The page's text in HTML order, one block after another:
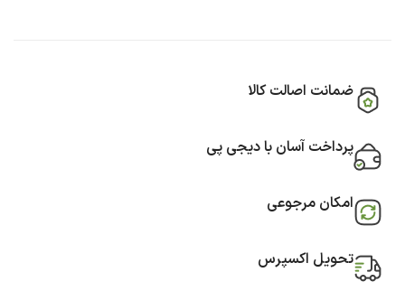
ضمانت اصالت کالا
پرداخت آسان با دیجی پی
امکان مرجوعی
تحویل اکسپرس